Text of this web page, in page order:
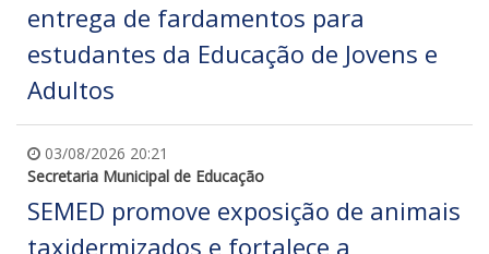
entrega de fardamentos para
estudantes da Educação de Jovens e
Adultos
03/08/2026 20:21
Secretaria Municipal de Educação
SEMED promove exposição de animais
taxidermizados e fortalece a